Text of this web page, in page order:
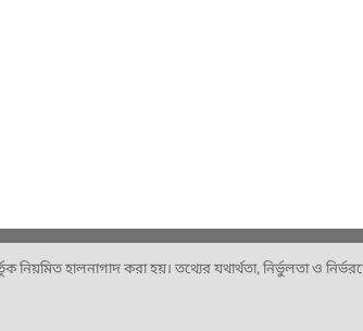
হালনাগাদ করা হয়। তথ্যের যথার্থতা, নির্ভুলতা ও